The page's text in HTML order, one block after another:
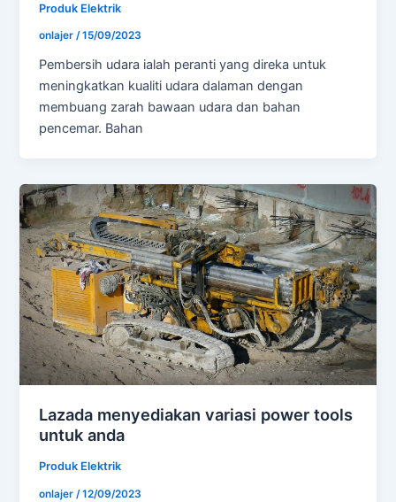
Produk Elektrik
onlajer/15/09/2023
Pembersih udara ialah peranti yang direka untuk
meningkatkan kualiti udara dalaman dengan
membuang zarah bawaan udara dan bahan
pencemar. Bahan
Lazada menyediakan variasi power tools
untuk anda
Produk Elektrik
onlajer /12/09/2023